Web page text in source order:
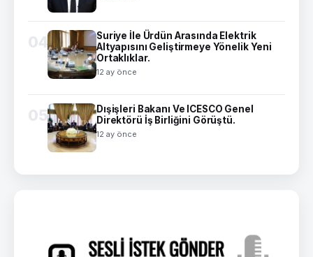
04
Suriye İle Ürdün Arasında Elektrik
Altyapısını Geliştirmeye Yönelik Yeni
Ortaklıklar.
12 ay önce
05
Dışişleri Bakanı Ve ICESCO Genel
Direktörü İş Birliğini Görüştü.
12 ay önce